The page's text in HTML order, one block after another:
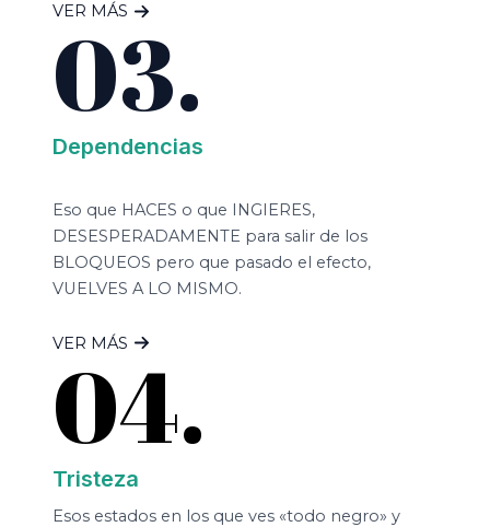
VER MÁS
03.
Dependencias
Eso que HACES o que INGIERES,
DESESPERADAMENTE para salir de los
BLOQUEOS pero que pasado el efecto,
VUELVES A LO MISMO.
VER MÁS
04.
Tristeza
Esos estados en los que ves «todo negro» y